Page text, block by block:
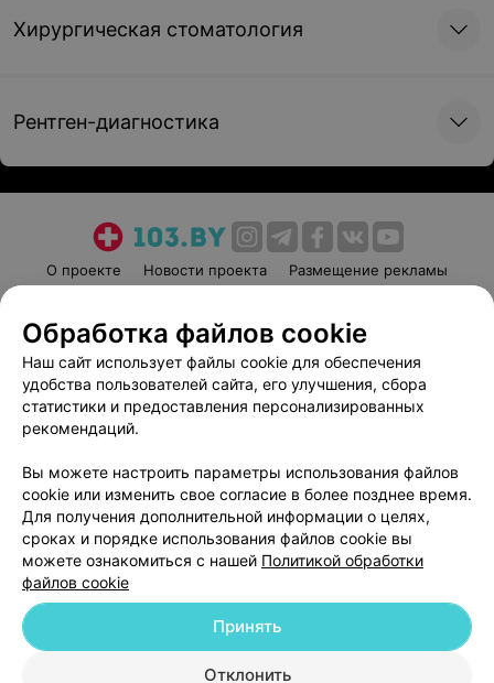
Хирургическая стоматология
Рентген-диагностика
О проекте Новости проекта
Размещение рекламы
Пользовательское соглашение
Способы оплаты
Вакансии
Партнеры
Написать руководителю 103.by
Обработка персональных данных
© 2026 ООО «Артокс Лаб», УНП 191700409
| 220012, Республика Беларусь,
Обработка файлов cookie
Наш сайт использует файлы cookie для обеспечения
удобства пользователей сайта, его улучшения, сбора
статистики и предоставления персонализированных
рекомендаций.
Вы можете настроить параметры использования файлов
cookie или изменить свое согласие в более позднее время.
Для получения дополнительной информации о целях,
сроках и порядке использования файлов cookie вы
можете ознакомиться с нашей Политикой обработки
файлов cookie
Отклонить
Принять